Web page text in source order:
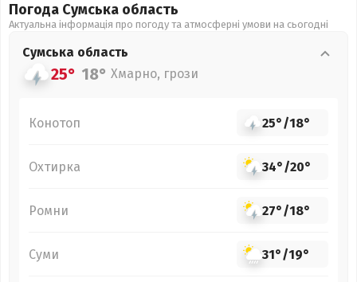
Погода Сумська область
Актуальна інформація про погоду та атмосферні умови на сьогодні
Сумська область
25° 18° Хмарно, грози
Конотоп 25°/18°
Охтирка 34°/20°
Ромни 27°/18°
Суми 31°/19°